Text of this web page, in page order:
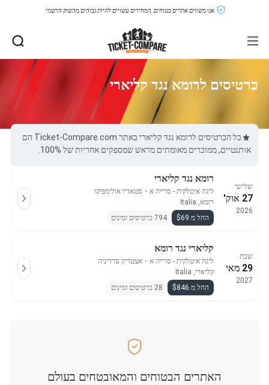
אנו משווים אתרים בטוחים, המחירים עשויים להיות גבוהים מהשוק הרשמי.
כרטיסים לרומא נגד קליארי
כל הכרטיסים לרומא נגד קליארי באתר Ticket-Compare.com הם
אותנטיים, ממוכרים מאומתים מראש שמספקים אחריות של 100%.
שלישי
27 אוק'
2026
רומא נגד קליארי
ליגה איטלקית - סרייה א ・ סטאדיו אולימפיקו
רומא, Italia
החל מ $69
794 כרטיסים זמינים
שבת
29 מאי
2027
קליארי נגד רומא
ליגה איטלקית - סרייה א ・ אצטדיון סרדיניה
קליארי, Italia
החל מ $846
28 כרטיסים זמינים
האתרים הבטוחים והמאובטחים בעולם